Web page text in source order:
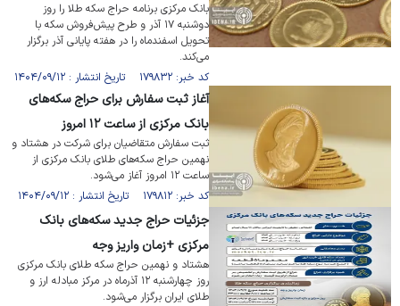
بانک مرکزی برنامه حراج سکه طلا را روز
دوشنبه ۱۷ آذر و طرح پیش‌فروش سکه با
تحویل اسفندماه را در هفته پایانی آذر برگزار
می‌کند.
کد خبر: ۱۷۹۸۳۲ تاریخ انتشار : ۱۴۰۴/۰۹/۱۲
آغاز ثبت سفارش برای حراج سکه‌های
بانک مرکزی از ساعت ۱۲ امروز
ثبت سفارش متقاضیان برای شرکت در هشتاد و
نهمین حراج سکه‌های طلای بانک مرکزی از
ساعت ۱۲ امروز آغاز می‌شود.
کد خبر: ۱۷۹۸۱۲ تاریخ انتشار : ۱۴۰۴/۰۹/۱۲
جزئیات حراج جدید سکه‌های بانک
مرکزی +زمان واریز وجه
هشتاد و نهمین حراج سکه طلای بانک مرکزی
روز چهارشنبه ۱۲ آذرماه در مرکز مبادله ارز و
طلای ایران برگزار می‌شود.